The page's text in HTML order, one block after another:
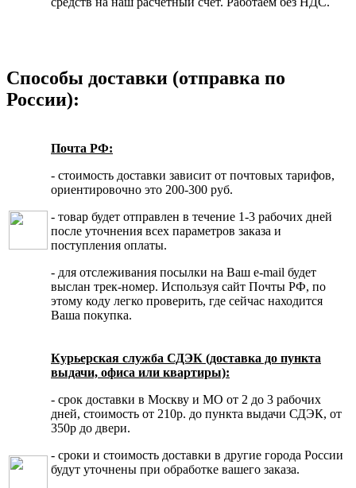
Способы доставки (отправка по
России):
Почта РФ:
- стоимость доставки зависит от почтовых тарифов,
ориентировочно это 200-300 руб.
- товар будет отправлен в течение 1-3 рабочих дней
после уточнения всех параметров заказа и
поступления оплаты.
- для отслеживания посылки на Ваш e-mail будет
выслан трек-номер. Используя сайт Почты РФ, по
этому коду легко проверить, где сейчас находится
Ваша покупка.
Курьерская служба СДЭК (доставка до пункта
выдачи, офиса или квартиры):
- срок доставки в Москву и МО от 2 до 3 рабочих
дней, стоимость от 210р. до пункта выдачи СДЭК, от
350р до двери.
- сроки и стоимость доставки в другие города России
будут уточнены при обработке вашего заказа.